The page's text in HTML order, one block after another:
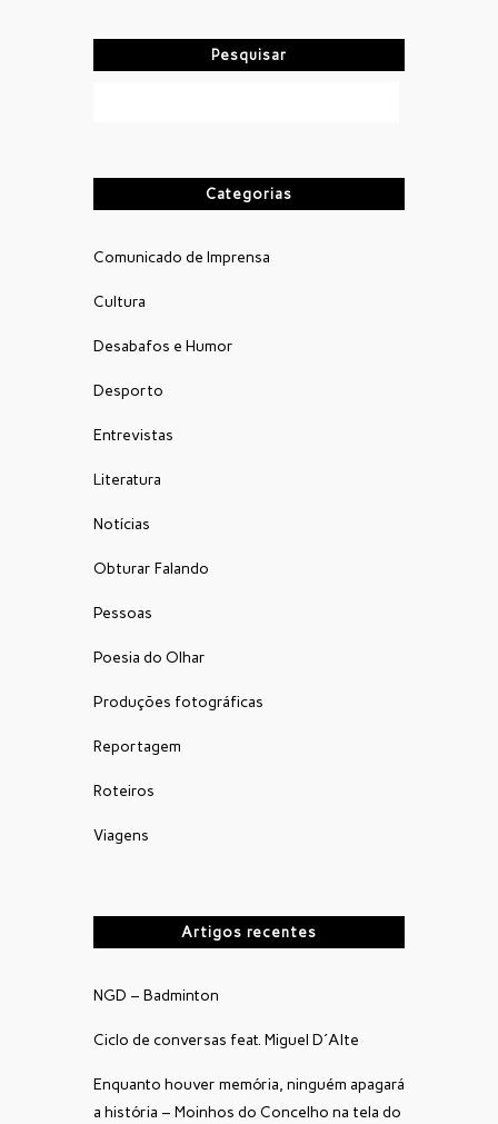
Pesquisar
Categorias
Comunicado de Imprensa
Cultura
Desabafos e Humor
Desporto
Entrevistas
Literatura
Notícias
Obturar Falando
Pessoas
Poesia do Olhar
Produções fotográficas
Reportagem
Roteiros
Viagens
Artigos recentes
NGD – Badminton
Ciclo de conversas feat. Miguel D´Alte
Enquanto houver memória, ninguém apagará
a história – Moinhos do Concelho na tela do